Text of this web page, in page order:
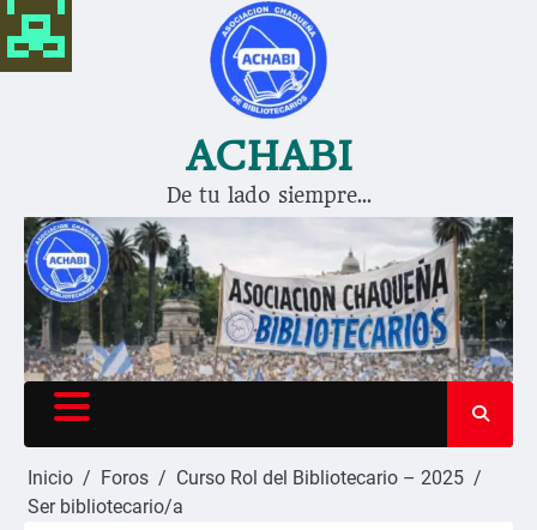
Saltar
al
contenido
ACHABI
De tu lado siempre…
Inicio Foros
Curso Rol del Bibliotecario – 2025
Ser bibliotecario/a